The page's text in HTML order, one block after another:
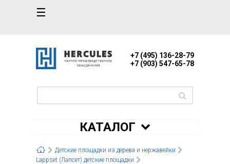
☰
+7 (495) 136-28-79
+7 (903) 547-65-78
КАТАЛОГ
Детские площадки из дерева и нержавейки
Lappset (Лапсет) детские площадки